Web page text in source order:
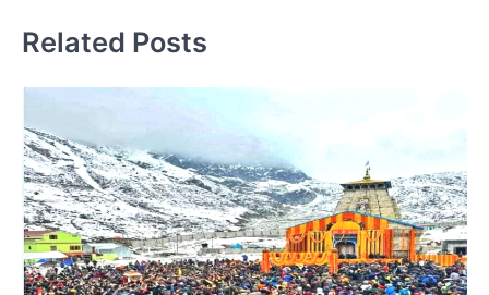
Related Posts